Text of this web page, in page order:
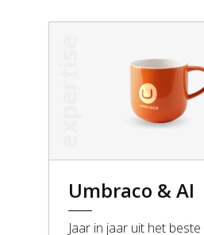
Umbraco & AI
Jaar in jaar uit het